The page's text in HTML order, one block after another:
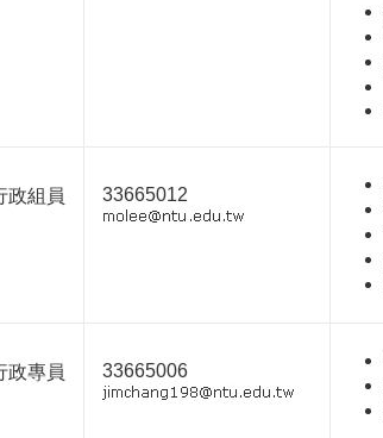
政組員 33665012
政專員 33665006